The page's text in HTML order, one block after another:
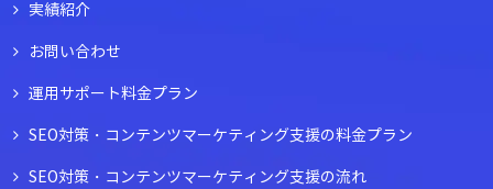
実績紹介
お問い合わせ
運用サポート料金プラン
SEO対策・コンテンツマーケティング支援の料金プラン
SEO対策・コンテンツマーケティング支援の流れ